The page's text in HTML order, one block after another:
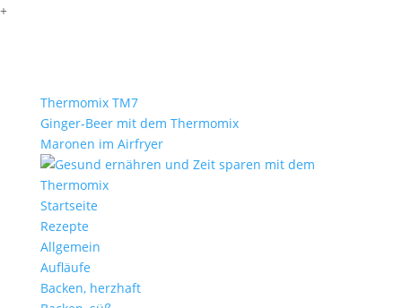
+
Thermomix TM7
Ginger-Beer mit dem Thermomix
Maronen im Airfryer
Startseite
Rezepte
Allgemein
Aufläufe
Backen, herzhaft